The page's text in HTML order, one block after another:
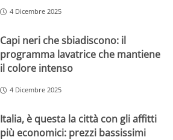
4 Dicembre 2025
Capi neri che sbiadiscono: il
programma lavatrice che mantiene
il colore intenso
4 Dicembre 2025
Italia, è questa la città con gli affitti
più economici: prezzi bassissimi